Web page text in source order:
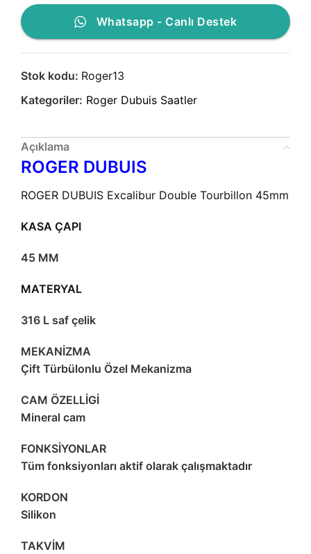
Whatsapp - Canlı Destek
Stok kodu: Roger13
Kategoriler: Roger Dubuis Saatler
Açıklama
ROGER DUBUIS
ROGER DUBUIS Excalibur Double Tourbillon 45mm
KASA ÇAPI
45 MM
MATERYAL
316 L saf çelik
MEKANİZMA
Çift Türbülonlu Özel Mekanizma
CAM ÖZELLİGİ
Mineral cam
FONKSİYONLAR
Tüm fonksiyonları aktif olarak çalışmaktadır
KORDON
Silikon
TAKVİM